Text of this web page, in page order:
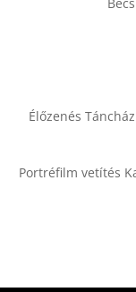
Élőzenés
Portréfilm vetítés